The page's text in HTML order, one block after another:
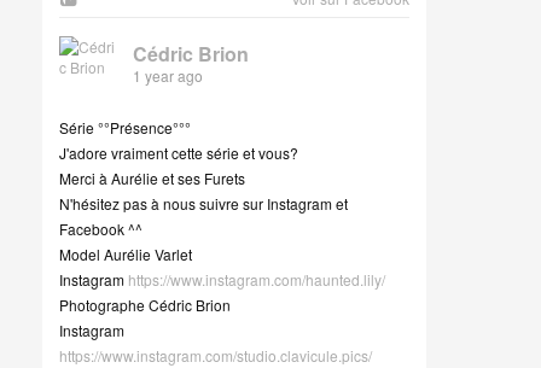
Cédric Brion
1 year ago
Série °°Présence°°°
J'adore vraiment cette série et vous?
Merci à Aurélie et ses Furets
N'hésitez pas à nous suivre sur Instagram et
Facebook ^^
Model Aurélie Varlet
Instagram https://www.instagram.com/haunted.lily/
Photographe Cédric Brion
Instagram
https://www.instagram.com/studio.clavicule.pics/